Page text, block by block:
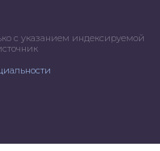
с указанием индексируемой